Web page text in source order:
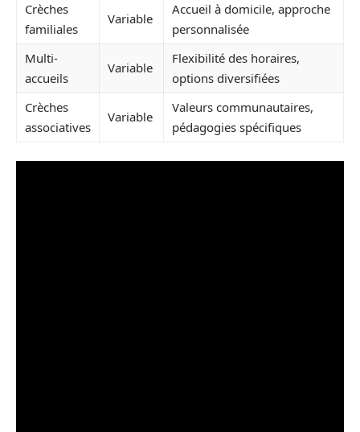
Crèches
familiales
Variable
Accueil à domicile, approche
personnalisée
Multi-
accueils
Variable
Flexibilité des horaires,
options diversifiées
Crèches
associatives
Variable
Valeurs communautaires,
pédagogies spécifiques